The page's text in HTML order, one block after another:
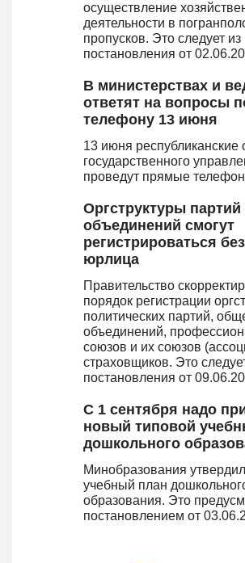
осуществление
деятельности в
пропусков. Это следует из
постановления от
В министерствах и
ответят на вопросы
телефону 13 июня
13 июня республиканские
государственного
проведут прямые
Оргструктуры партий
объединений смогут
регистрироваться
юрлица
Правительство
порядок регистрации
политических партий,
объединений,
союзов и их союзов
страховщиков. Это
постановления от
С 1 сентября надо
новый типовой
дошкольного
Минобразования
учебный план
образования. Это
постановлением от